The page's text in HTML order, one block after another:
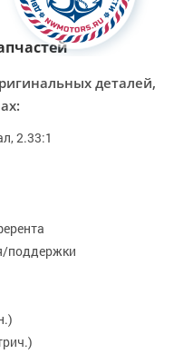
деталей,
2.33:1
поддержки